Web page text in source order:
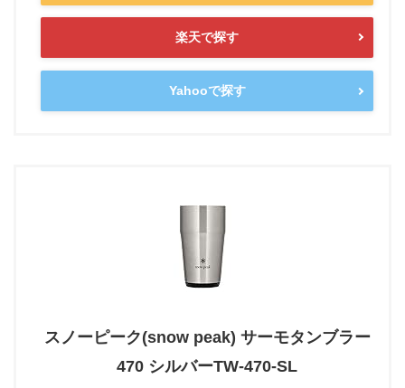
楽天で探す
Yahooで探す
スノーピーク(snow peak) サーモタンブラー
470 シルバーTW-470-SL